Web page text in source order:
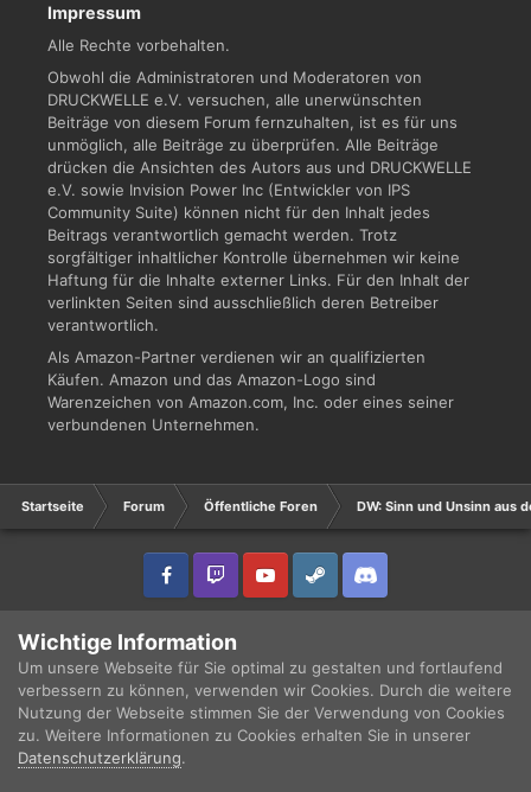
Impressum
Alle Rechte vorbehalten.
Obwohl die Administratoren und Moderatoren von
DRUCKWELLE e.V. versuchen, alle unerwünschten
Beiträge von diesem Forum fernzuhalten, ist es für uns
unmöglich, alle Beiträge zu überprüfen. Alle Beiträge
drücken die Ansichten des Autors aus und DRUCKWELLE
e.V. sowie Invision Power Inc (Entwickler von IPS
Community Suite) können nicht für den Inhalt jedes
Beitrags verantwortlich gemacht werden. Trotz
sorgfältiger inhaltlicher Kontrolle übernehmen wir keine
Haftung für die Inhalte externer Links. Für den Inhalt der
verlinkten Seiten sind ausschließlich deren Betreiber
verantwortlich.
Als Amazon-Partner verdienen wir an qualifizierten
Käufen. Amazon und das Amazon-Logo sind
Warenzeichen von Amazon.com, Inc. oder eines seiner
verbundenen Unternehmen.
Startseite Forum Öffentliche Foren DW: Sinn und Unsinn aus
Copyright © 2003 - 2021 DRUCKWELLE e.V. -
Powered by Invision Community
Wichtige Information
Um unsere Webseite für Sie optimal zu gestalten und fortlaufend
verbessern zu können, verwenden wir Cookies. Durch die weitere
Nutzung der Webseite stimmen Sie der Verwendung von Cookies
zu. Weitere Informationen zu Cookies erhalten Sie in unserer
Datenschutzerklärung.